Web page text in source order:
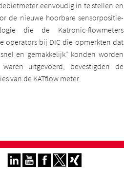
eenvoudig in te stellen en
de nieuwe hoorbare sensorpositie-
die de Katronic-flowmeters
operators bij DIC die opmerkten dat
en gemakkelijk" konden worden
uitgevoerd, bevestigden de
van de KATflow meter.